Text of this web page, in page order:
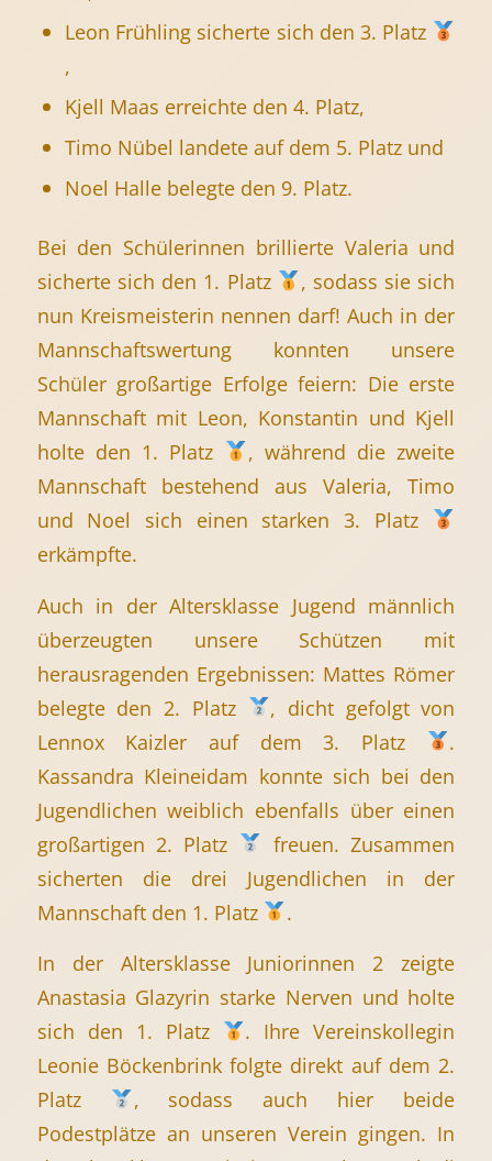
Leon Frühling sicherte sich den 3. Platz
,
Kjell Maas erreichte den 4. Platz,
Timo Nübel landete auf dem 5. Platz und
Noel Halle belegte den 9. Platz.
Bei den Schülerinnen brillierte Valeria und
sicherte sich den 1. Platz
, sodass sie sich
nun Kreismeisterin nennen darf! Auch in der
Mannschaftswertung konnten unsere
Schüler großartige Erfolge feiern: Die erste
Mannschaft mit Leon, Konstantin und Kjell
holte den 1. Platz
, während die zweite
Mannschaft bestehend aus Valeria, Timo
und Noel sich einen starken 3. Platz
erkämpfte.
Auch in der Altersklasse Jugend männlich
überzeugten unsere Schützen mit
herausragenden Ergebnissen: Mattes Römer
belegte den 2. Platz
, dicht gefolgt von
Lennox Kaizler auf dem 3. Platz
.
Kassandra Kleineidam konnte sich bei den
Jugendlichen weiblich ebenfalls über einen
großartigen 2. Platz
freuen. Zusammen
sicherten die drei Jugendlichen in der
Mannschaft den 1. Platz
.
In der Altersklasse Juniorinnen 2 zeigte
Anastasia Glazyrin starke Nerven und holte
sich den 1. Platz
. Ihre Vereinskollegin
Leonie Böckenbrink folgte direkt auf dem 2.
Platz
, sodass auch hier beide
Podestplätze an unseren Verein gingen. In